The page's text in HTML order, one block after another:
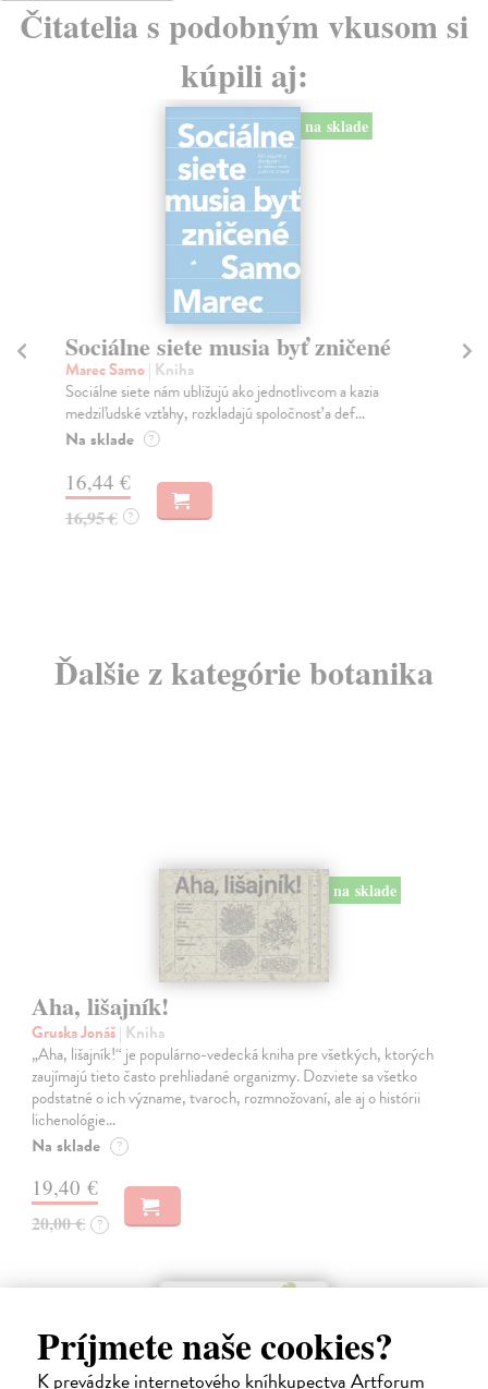
Príjmete naše cookies?
K prevádzke internetového kníhkupectva Artforum
Čitatelia s podobným vkusom si
kúpili aj:
na sklade
Sociálne siete musia byť zničené
Marec Samo| Kniha
Sociálne siete nám ubližujú ako jednotlivcom a kazia
medziľudské vzťahy, rozkladajú spoločnosť a def...
Na sklade ?
16,44 €
16,95 € ?
Ďalšie z kategórie botanika
na sklade
Aha, lišajník!
Gruska Jonáš| Kniha
„Aha, lišajník!“ je populárno-vedecká kniha pre všetkých, ktorých
zaujímajú tieto často prehliadané organizmy. Dozviete sa všetko
podstatné o ich význame, tvaroch, rozmnožovaní, ale aj o histórii
lichenológie…
Na sklade ?
19,40 €
20,00 € ?